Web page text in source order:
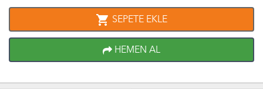
shopping_cart SEPETE EKLE
HEMEN AL